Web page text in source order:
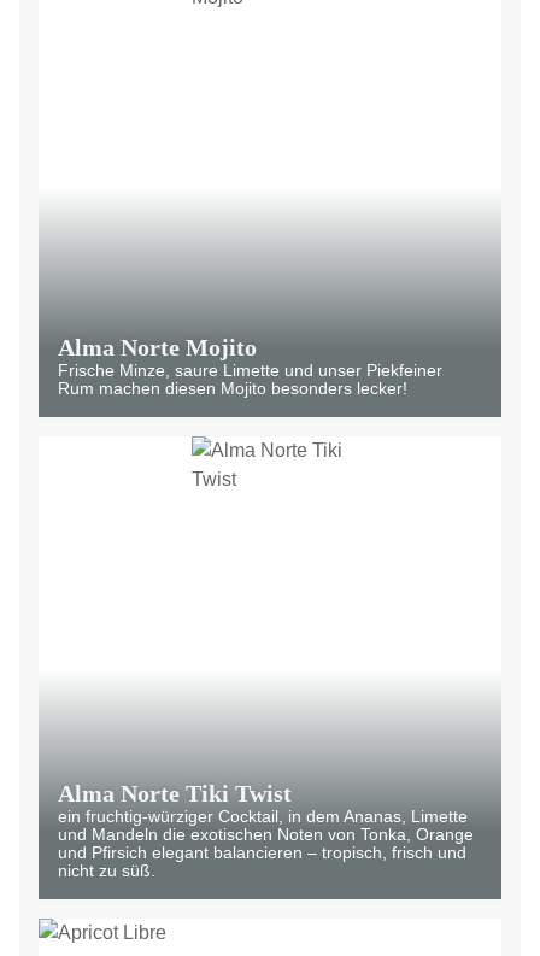
Alma Norte Mojito
Frische Minze, saure Limette und unser Piekfeiner
Rum machen diesen Mojito besonders lecker!
Alma Norte Tiki Twist
ein fruchtig-würziger Cocktail, in dem Ananas, Limette
und Mandeln die exotischen Noten von Tonka, Orange
und Pfirsich elegant balancieren – tropisch, frisch und
nicht zu süß.